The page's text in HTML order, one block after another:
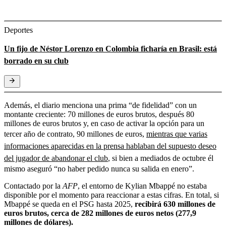
Deportes
Un fijo de Néstor Lorenzo en Colombia ficharía en Brasil: está
borrado en su club
Además, el diario menciona una prima “de fidelidad” con un
montante creciente: 70 millones de euros brutos, después 80
millones de euros brutos y, en caso de activar la opción para un
tercer año de contrato, 90 millones de euros, mientras que varias
informaciones aparecidas en la prensa hablaban del supuesto deseo
del jugador de abandonar el club, si bien a mediados de octubre él
mismo aseguró “no haber pedido nunca su salida en enero”.
Contactado por la AFP, el entorno de Kylian Mbappé no estaba
disponible por el momento para reaccionar a estas cifras. En total, si
Mbappé se queda en el PSG hasta 2025, recibirá 630 millones de
euros brutos, cerca de 282 millones de euros netos (277,9
millones de dólares).